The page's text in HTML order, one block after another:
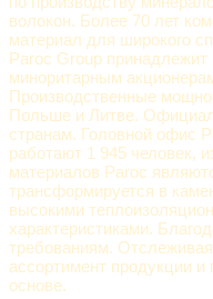
волокон. Более 70 лет
материал для широкого
Paroc Group
миноритарным
Производственные
Польше и Литве.
странам. Головной офис
работают 1 945 человек,
материалов Paroc
трансформируется в
высокими
характеристиками.
требованиям.
ассортимент продукции
основе.